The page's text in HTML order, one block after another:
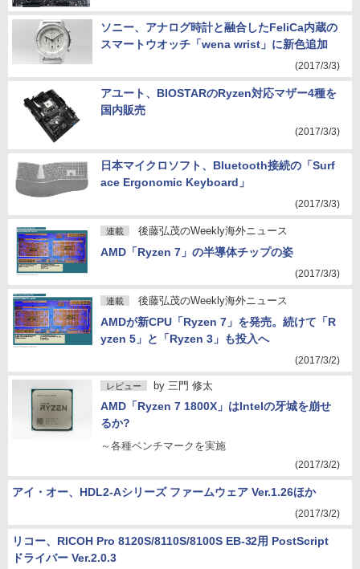
ソニー、アナログ時計と融合したFeliCa内蔵の
スマートウオッチ「wena wrist」に新色追加
(2017/3/3)
アユート、BIOSTARのRyzen対応マザー4種を
国内販売
(2017/3/3)
日本マイクロソフト、Bluetooth接続の「Surf
ace Ergonomic Keyboard」
(2017/3/3)
連載 後藤弘茂のWeekly海外ニュース
AMD「Ryzen 7」の半導体チップの姿
(2017/3/3)
連載 後藤弘茂のWeekly海外ニュース
AMDが新CPU「Ryzen 7」を発売。続けて「R
yzen 5」と「Ryzen 3」も投入へ
(2017/3/2)
レビュー by 三門 修太
AMD「Ryzen 7 1800X」はIntelの牙城を崩せ
るか?
～各種ベンチマークを実施
(2017/3/2)
アイ・オー、HDL2-Aシリーズ ファームウェア Ver.1.26ほか
(2017/3/2)
リコー、RICOH Pro 8120S/8110S/8100S EB-32用 PostScript
ドライバー Ver.2.0.3